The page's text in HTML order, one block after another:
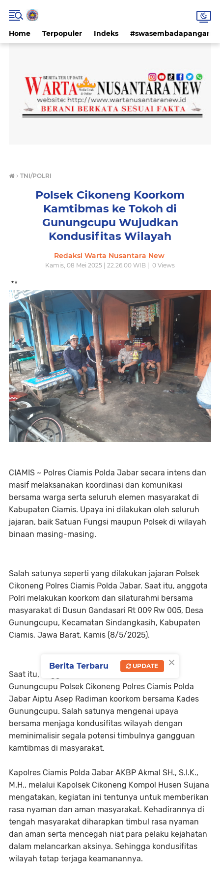
Home Terpopuler Indeks #swasembadapangan
› TNI/POLRI
Polsek Cikoneng Koorkom
Kamtibmas ke Tokoh di
Gunungcupu Wujudkan
Kondusifitas Wilayah
Redaksi Warta Nusantara New
Kamis, 08 Mei 2025 | 22.26.00 WIB | 0 Views
**
CIAMIS ~ Polres Ciamis Polda Jabar secara intens dan
masif melaksanakan koordinasi dan komunikasi
bersama warga serta seluruh elemen masyarakat di
Kabupaten Ciamis. Upaya ini dilakukan oleh seluruh
jajaran, baik Satuan Fungsi maupun Polsek di wilayah
binaan masing-masing.
Salah satunya seperti yang dilakukan jajaran Polsek
Cikoneng Polres Ciamis Polda Jabar. Saat itu, anggota
Polri melakukan koorkom dan silaturahmi bersama
masyarakat di Dusun Gandasari Rt 009 Rw 005, Desa
Gunungcupu, Kecamatan Sindangkasih, Kabupaten
Ciamis, Jawa Barat, Kamis (8/5/2025).
Saat itu, anggota Bhabinkamtibmas Desa
Gunungcupu Polsek Cikoneng Polres Ciamis Polda
Jabar Aiptu Asep Radiman koorkom bersama Kades
Gunungcupu. Salah satunya mengenai upaya
bersama menjaga kondusifitas wilayah dengan
meminimalisir segala potensi timbulnya gangguan
kamtibmas di masyarakat.
Kapolres Ciamis Polda Jabar AKBP Akmal SH., S.I.K.,
M.H., melalui Kapolsek Cikoneng Kompol Husen Sujana
mengatakan, kegiatan ini tentunya untuk memberikan
rasa nyaman dan aman masyarakat. Kehadirannya di
tengah masyarakat diharapkan timbul rasa nyaman
dan aman serta mencegah niat para pelaku kejahatan
dalam melancarkan aksinya. Sehingga kondusifitas
wilayah tetap terjaga keamanannya.
×
Berita Terbaru UPDATE